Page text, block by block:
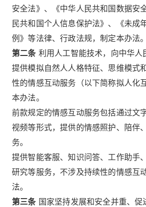
安全法》、《中华人民共和国数据安
民共和国个人信息保护法》、《未成
例》等法律、行政法规，制定本办法。
第二条利用人工智能技术，向中华人
提供模拟自然人人格特征、思维模式
性的情感互动服务（以下简称拟人化
本办法。
前款规定的情感互动服务包括通过文
视频等形式，提供的情感照护、陪伴
务。
提供智能客服、知识问答、工作助手
研究等服务，不涉及持续性的情感互
法。
第三条国家坚持发展和安全并重、促